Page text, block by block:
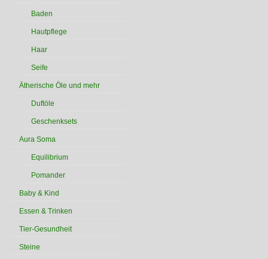
Baden
Hautpflege
Haar
Seife
Ätherische Öle und mehr
Duftöle
Geschenksets
Aura Soma
Equilibrium
Pomander
Baby & Kind
Essen & Trinken
Tier-Gesundheit
Steine